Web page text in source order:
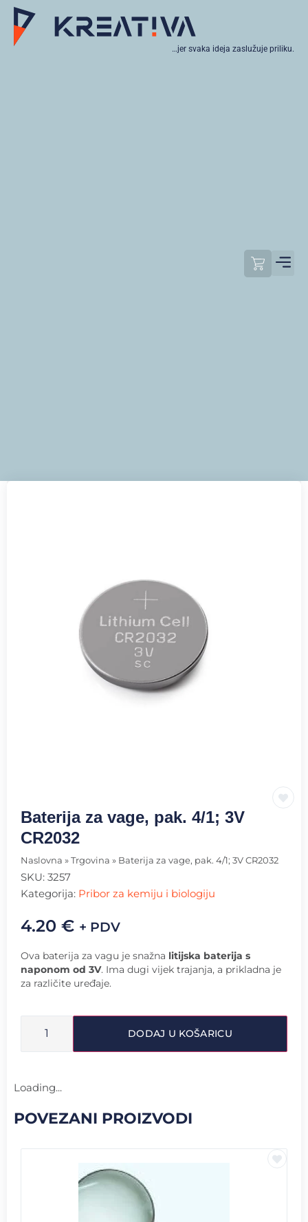
…jer svaka ideja zaslužuje priliku.
Baterija za vage, pak. 4/1; 3V
CR2032
Naslovna » Trgovina » Baterija za vage, pak. 4/1; 3V CR2032
SKU: 3257
Kategorija: Pribor za kemiju i biologiju
4.20 € + PDV
Ova baterija za vagu je snažna litijska baterija s
naponom od 3V. Ima dugi vijek trajanja, a prikladna je
za različite uređaje.
DODAJ U KOŠARICU
Loading...
POVEZANI PROIZVODI